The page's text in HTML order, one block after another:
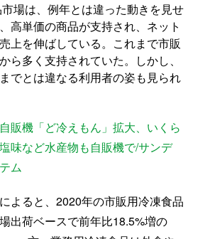
場は、例年とは違った動きを見せ
高単価の商品が支持され、ネット
上を伸ばしている。これまで市販
ら多く支持されていた。しかし、
でとは違なる利用者の姿も見られ
販機「ど冷えもん」拡大、いくら
味など水産物も自販機で/サンデ
ム
よると、2020年の市販用冷凍食品
出荷ベースで前年比18.5%増の